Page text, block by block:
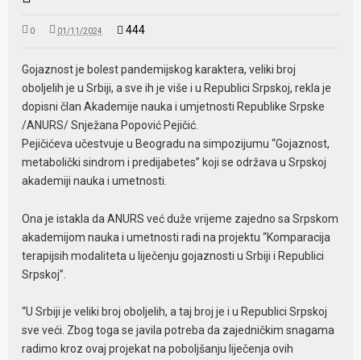
0 01/11/2024 444
Gojaznost je bolest pandemijskog karaktera, veliki broj
oboljelih je u Srbiji, a sve ih je više i u Republici Srpskoj, rekla je
dopisni član Akademije nauka i umjetnosti Republike Srpske
/ANURS/ Snježana Popović Pejičić.
Pejičićeva učestvuje u Beogradu na simpozijumu “Gojaznost,
metabolički sindrom i predijabetes” koji se održava u Srpskoj
akademiji nauka i umetnosti.
Ona je istakla da ANURS već duže vrijeme zajedno sa Srpskom
akademijom nauka i umetnosti radi na projektu “Komparacija
terapijsih modaliteta u liječenju gojaznosti u Srbiji i Republici
Srpskoj”.
“U Srbiji je veliki broj oboljelih, a taj broj je i u Republici Srpskoj
sve veći. Zbog toga se javila potreba da zajedničkim snagama
radimo kroz ovaj projekat na poboljšanju liječenja ovih